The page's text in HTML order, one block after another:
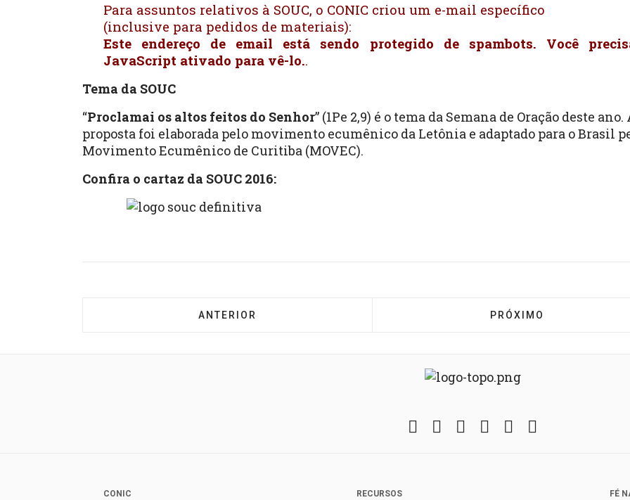
Para assuntos relativos à SOUC, o CONIC criou um e-mail específico
(inclusive para pedidos de materiais):
Este endereço de email está sendo protegido de spambots. Você
JavaScript ativado para vê-lo..
Tema da SOUC
“Proclamai os altos feitos do Senhor” (1Pe 2,9) é o tema da Semana de Oração deste ano.
proposta foi elaborada pelo movimento ecumênico da Letônia e adaptado para o Brasil
Movimento Ecumênico de Curitiba (MOVEC).
Confira o cartaz da SOUC 2016:
ARTIGO ANTERIOR: CIER REÚNE CRISTÃOS E CRISTÃS PARA TRABALHAR
ANTERIOR PRÓXIMO ARTIGO:
PRÓXIMO
Facebook
TwitterInstagramYouTube
Fickr
CONIC RECURSOS FÉ